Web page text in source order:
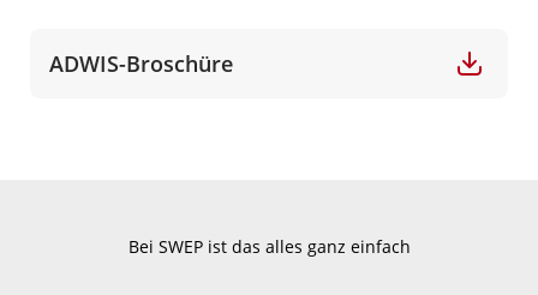
ADWIS-Broschüre
Bei SWEP ist das alles ganz einfach